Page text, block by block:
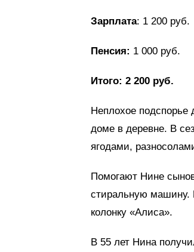
Зарплата: 1 200 руб.
Пенсия: 1 000 руб.
Итого: 2 200 руб.
Неплохое подспорье
доме в деревне. В
ягодами,
Помогают Нине
стиральную машину.
колонку «Алиса».
В 55 лет Нина